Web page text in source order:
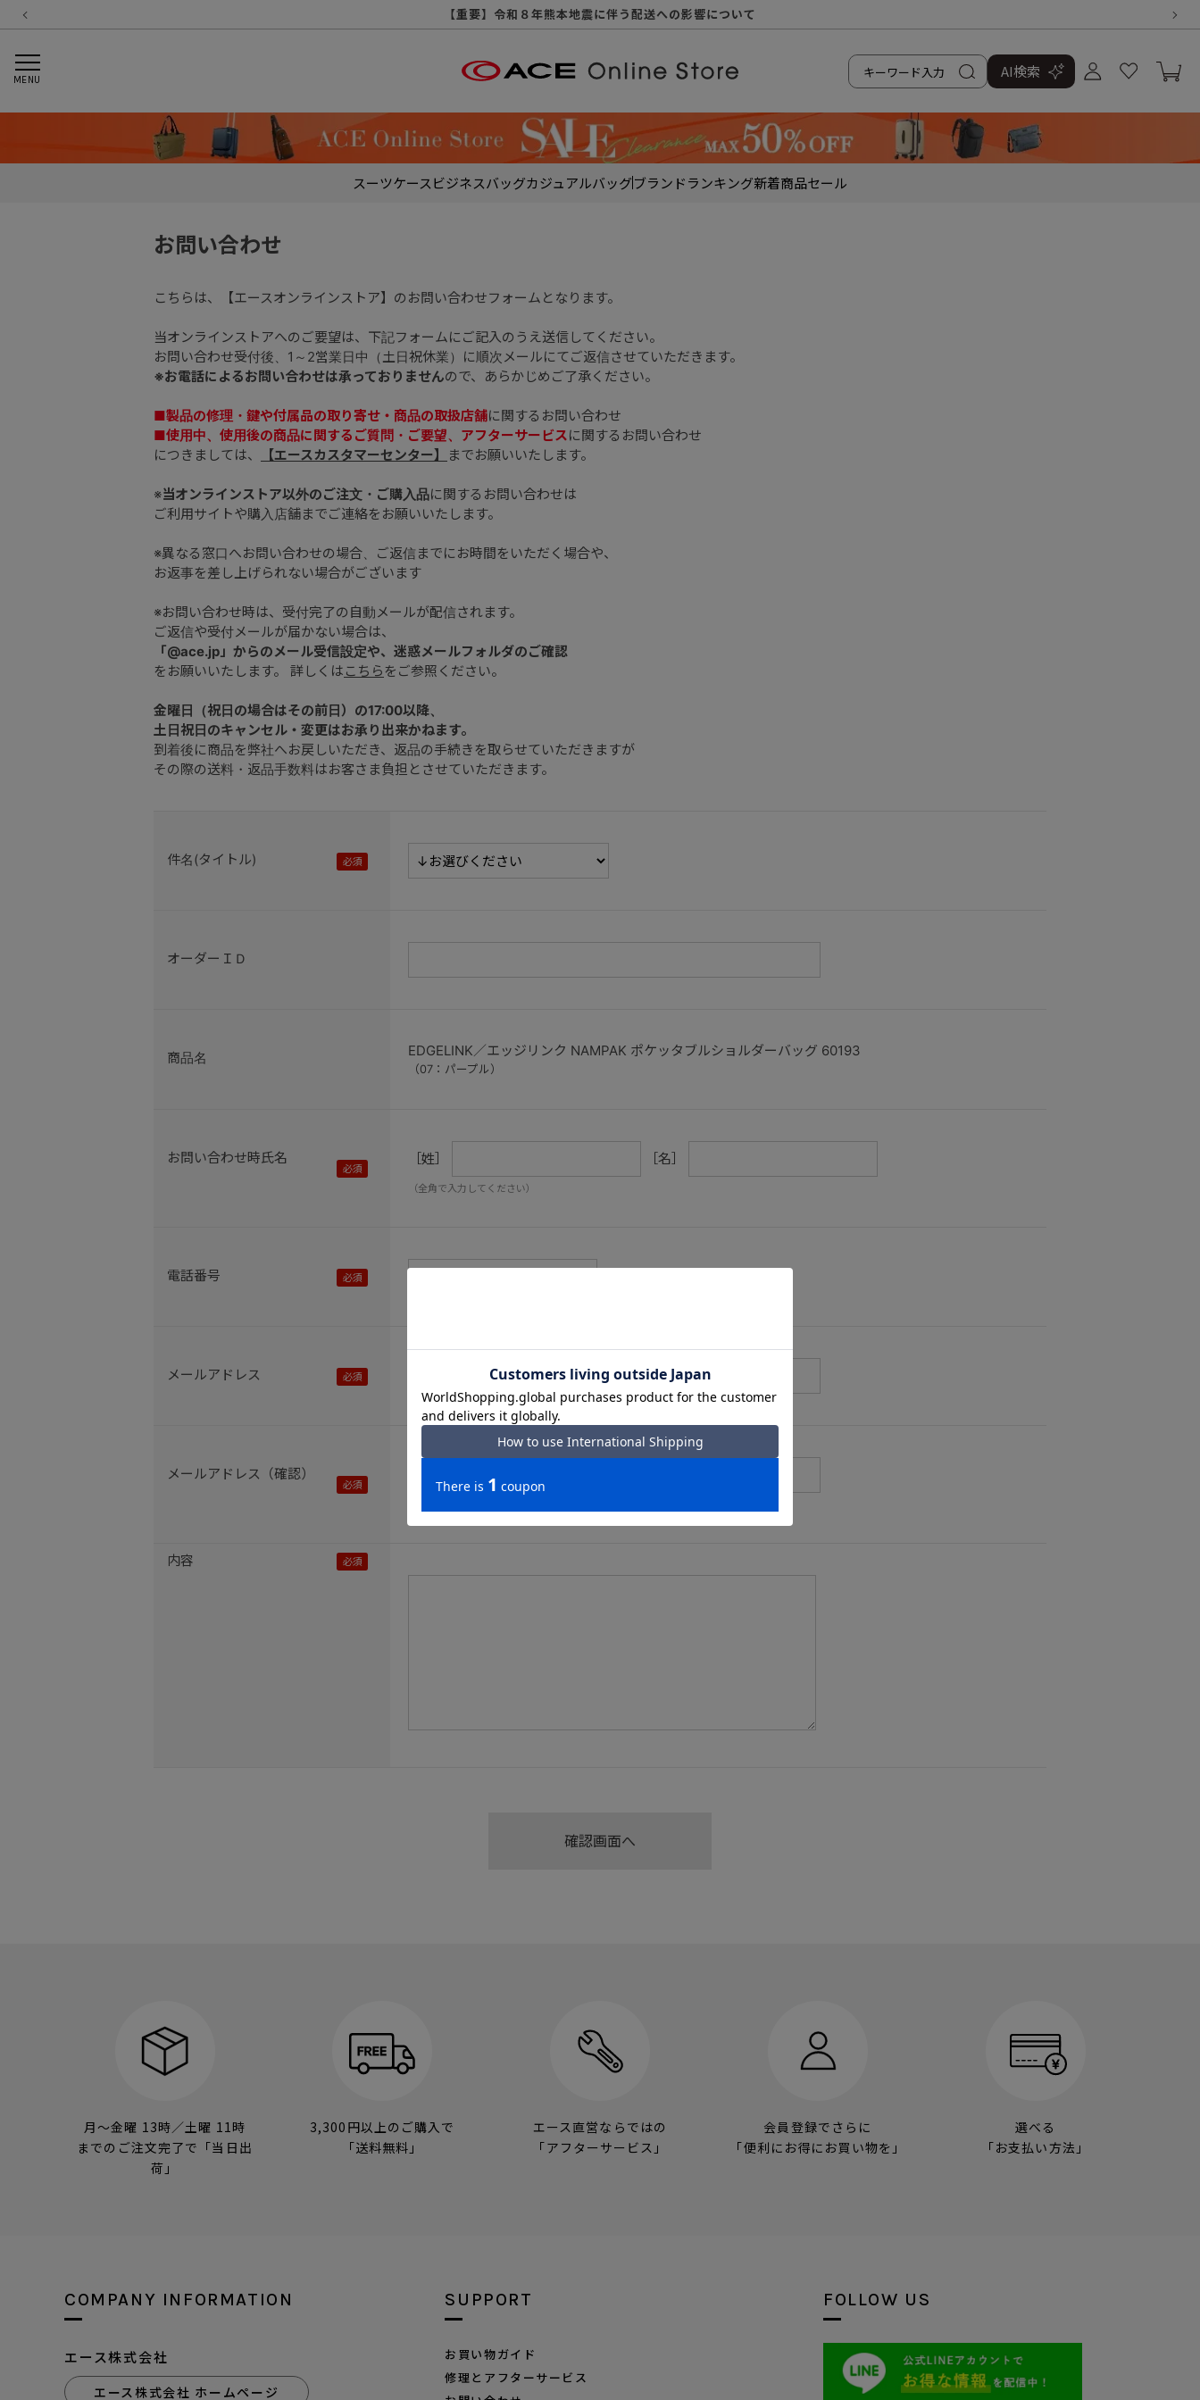
【重要】令和８年熊本地震に伴う配送への影響について
【重要】納品書・領収書ペーパーレス化（電子化）のお知らせ
【重要】天候不良や交通状況・物量増等に伴う配送への影響について
【重要】悪質な詐欺サイトにご注意ください
【重要】各種メールが届かない場合に関しまして
【重要】お問い合わせのご対応に関しまして
【重要】SNSのなりすまし詐欺にご注意ください
MENU AI検索
スーツケースビジネスバッグカジュアルバッグブランドランキング新着商品セール
お問い合わせ
こちらは、【エースオンラインストア】のお問い合わせフォームとなります。
当オンラインストアへのご要望は、下記フォームにご記入のうえ送信してください。
お問い合わせ受付後、1～2営業日中（土日祝休業）に順次メールにてご返信させていただきます。
※お電話によるお問い合わせは承っておりませんので、あらかじめご了承ください。
■製品の修理・鍵や付属品の取り寄せ・商品の取扱店舗に関するお問い合わせ
■使用中、使用後の商品に関するご質問・ご要望、アフターサービスに関するお問い合わせ
につきましては、
【エースカスタマーセンター】 までお願いいたします。
※当オンラインストア以外のご注文・ご購入品に関するお問い合わせは
ご利用サイトや購入店舗までご連絡をお願いいたします。
※異なる窓口へお問い合わせの場合、ご返信までにお時間をいただく場合や、
お返事を差し上げられない場合がございます
※お問い合わせ時は、受付完了の自動メールが配信されます。
ご返信や受付メールが届かない場合は、
「@ace.jp」からのメール受信設定や、迷惑メールフォルダのご確認
をお願いいたします。 詳しくは こちら をご参照ください。
金曜日（祝日の場合はその前日）の17:00以降、
土日祝日のキャンセル・変更はお承り出来かねます。
到着後に商品を弊社へお戻しいただき、返品の手続きを取らせていただきますが
その際の送料・返品手数料はお客さま負担とさせていただきます。
件名(タイトル)
オーダーＩＤ
商品名 EDGELINK／エッジリンク NAMPAK ポケッタブルショルダーバッグ 60193
（07：パープル）
お問い合わせ時氏名 ［姓］ ［名］
（全角で入力してください）
電話番号
メールアドレス
メールアドレス（確認）
内容
月～金曜 13時／土曜 11時
までのご注文完了で「当日出
荷」
3,300円以上のご購入で
「送料無料」
エース直営ならではの
「アフターサービス」
会員登録でさらに
「便利にお得にお買い物を」
選べる
「お支払い方法」
COMPANY INFORMATION
エース株式会社
エース株式会社 ホームページ
SUPPORT
お買い物ガイド
修理とアフターサービス
FOLLOW US